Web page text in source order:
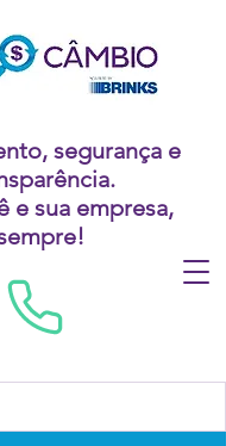
segurança e
e sua empresa,